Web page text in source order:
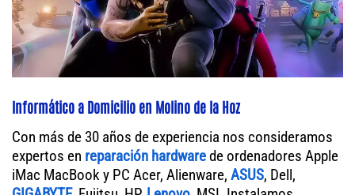
Informático a Domicilio en Molino de la Hoz
Con más de 30 años de experiencia nos consideramos
expertos en reparación hardwarede ordenadores Apple
iMac MacBook y PC Acer, Alienware, ASUS, Dell,